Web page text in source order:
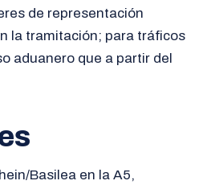
de representación
la tramitación; para tráficos
aduanero que a partir del
Basilea en la A5,